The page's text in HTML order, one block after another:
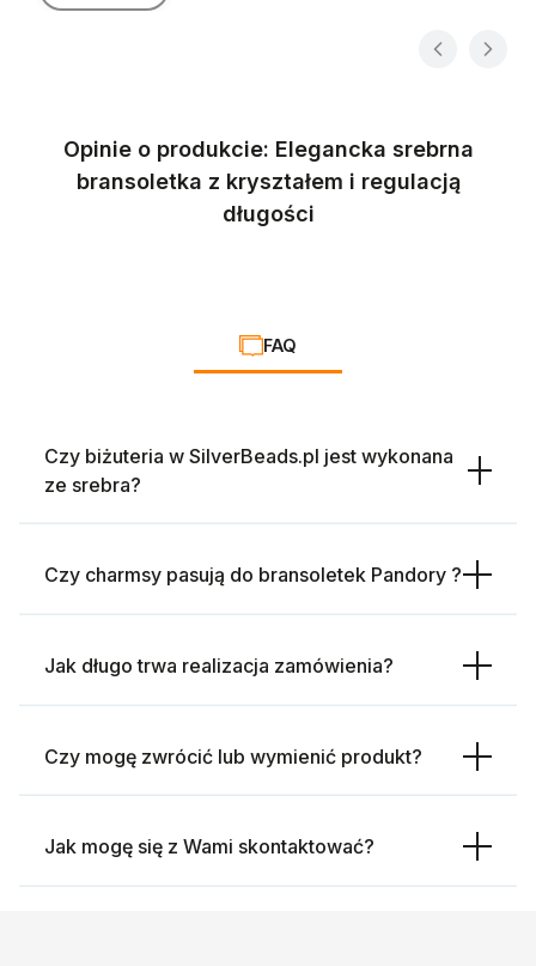
Opinie o produkcie: Elegancka srebrna
bransoletka z kryształem i regulacją
długości
FAQ
Czy biżuteria w SilverBeads.pl jest wykonana
ze srebra?
Czy charmsy pasują do bransoletek Pandory ?
Jak długo trwa realizacja zamówienia?
Czy mogę zwrócić lub wymienić produkt?
Jak mogę się z Wami skontaktować?